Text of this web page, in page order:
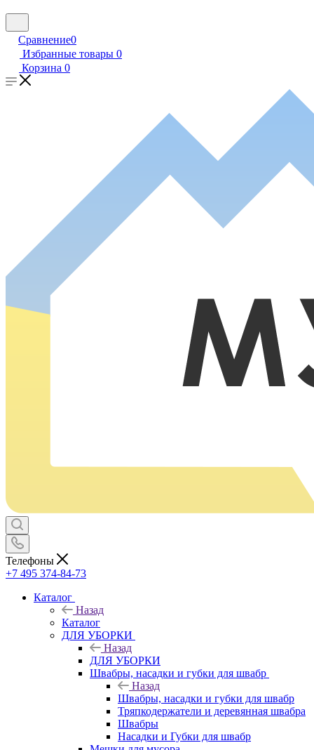
Сравнение0
Избранные товары 0
Корзина 0
Телефоны
+7 495 374-84-73
Каталог
Назад
Каталог
ДЛЯ УБОРКИ
Назад
ДЛЯ УБОРКИ
Швабры, насадки и губки для швабр
Назад
Швабры, насадки и губки для швабр
Тряпкодержатели и деревянная швабра
Швабры
Насадки и Губки для швабр